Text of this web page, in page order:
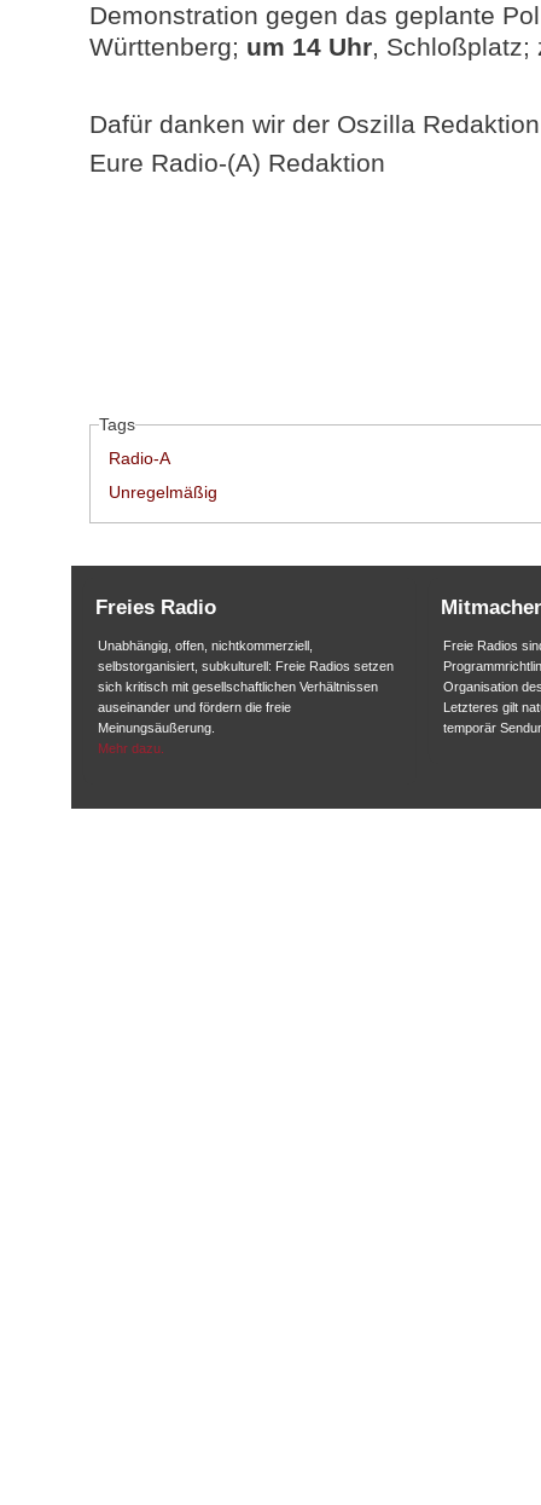
Demonstration gegen das geplante
Württenberg; um 14 Uhr, Schloßplatz;
Dafür danken wir der Oszilla
Eure Radio-(A) Redaktion
Tags
Radio-A
Unregelmäßig
Freies Radio
Unabhängig, offen, nichtkommerziell,
selbstorganisiert, subkulturell: Freie Radios setzen
sich kritisch mit gesellschaftlichen Verhältnissen
auseinander und fördern die freie
Meinungsäußerung.
Mehr dazu.
Freie Radios
Organisation
Letzteres gilt
temporär